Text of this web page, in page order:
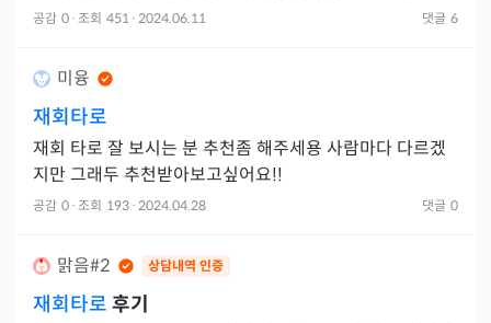
좋게 헤어졌다가 제가 다시 엄청 붙잡으면서 관계가 안좋게
공감 0 · 조회 451 · 2024.06.11 댓글 6
미융
재회타로
재회 타로 잘 보시는 분 추천좀 해주세용 사람마다 다르겠
지만 그래두 추천받아보고싶어요!!
공감 0 · 조회 193 · 2024.04.28 댓글 0
맑음#2 상담내역 인증
재회타로 후기